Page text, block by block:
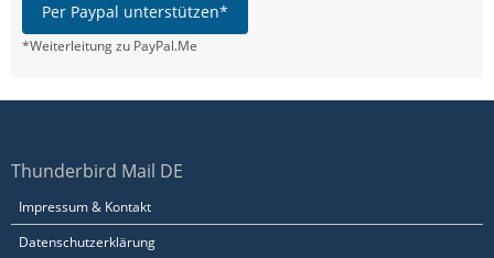
Per Paypal unterstützen*
*Weiterleitung zu PayPal.Me
Thunderbird Mail DE
Impressum & Kontakt
Datenschutzerklärung